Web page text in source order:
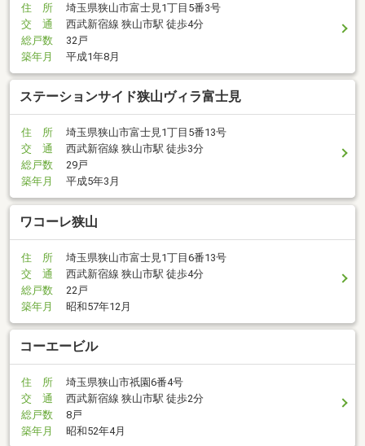
住 所
埼玉県狭山市富士見1丁目5番3号
交 通
西武新宿線 狭山市駅 徒歩4分
総戸数
32戸
築年月
平成1年8月
ステーションサイド狭山ヴィラ富士見
住 所
埼玉県狭山市富士見1丁目5番13号
交 通
西武新宿線 狭山市駅 徒歩3分
総戸数
29戸
築年月
平成5年3月
ワコーレ狭山
住 所
埼玉県狭山市富士見1丁目6番13号
交 通
西武新宿線 狭山市駅 徒歩4分
総戸数
22戸
築年月
昭和57年12月
コーエービル
住 所
埼玉県狭山市祇園6番4号
交 通
西武新宿線 狭山市駅 徒歩2分
総戸数
8戸
築年月
昭和52年4月